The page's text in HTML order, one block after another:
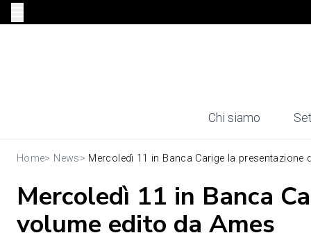
Chi siamo
Home> News> Mercoledì 11 in Banca Carige la presentazione
Mercoledì 11 in Banca
volume edito da Ames